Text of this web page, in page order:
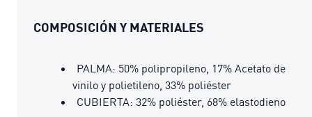
COMPOSICIÓN Y MATERIALES
PALMA: 50% polipropileno, 17% Acetato de
vinilo y polietileno, 33% poliéster
CUBIERTA: 32% poliéster, 68% elastodieno